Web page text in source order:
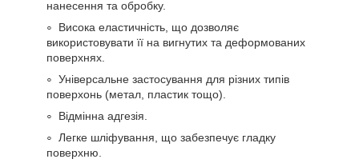
нанесення та обробку.
Висока еластичність, що дозволяє
використовувати її на вигнутих та деформованих
поверхнях.
Універсальне застосування для різних типів
поверхонь (метал, пластик тощо).
Відмінна адгезія.
Легке шліфування, що забезпечує гладку
поверхню.